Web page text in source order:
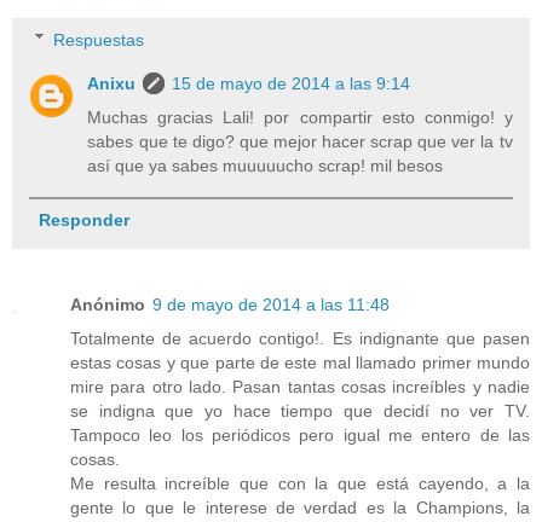
Respuestas
Anixu
15 de mayo de 2014 a las 9:14
Muchas gracias Lali! por compartir esto conmigo! y
sabes que te digo? que mejor hacer scrap que ver la tv
así que ya sabes muuuuucho scrap! mil besos
Responder
Anónimo 9 de mayo de 2014 a las 11:48
Totalmente de acuerdo contigo!. Es indignante que pasen
estas cosas y que parte de este mal llamado primer mundo
mire para otro lado. Pasan tantas cosas increíbles y nadie
se indigna que yo hace tiempo que decidí no ver TV.
Tampoco leo los periódicos pero igual me entero de las
cosas.
Me resulta increíble que con la que está cayendo, a la
gente lo que le interese de verdad es la Champions, la